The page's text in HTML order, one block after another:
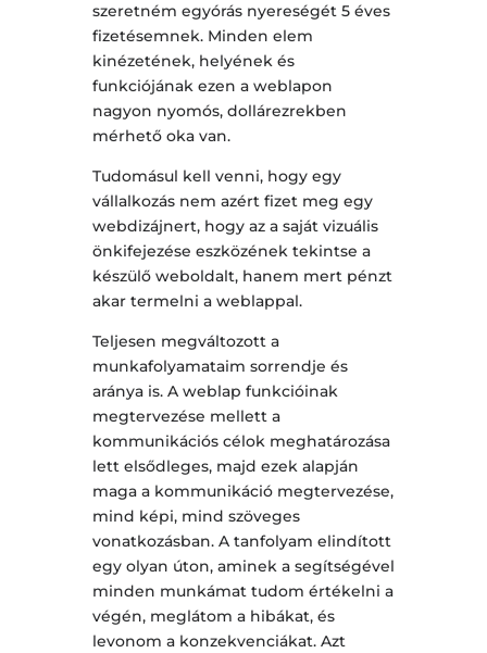
szeretném egyórás nyereségét 5 éves
fizetésemnek. Minden elem
kinézetének, helyének és
funkciójának ezen a weblapon
nagyon nyomós, dollárezrekben
mérhető oka van.
Tudomásul kell venni, hogy egy
vállalkozás nem azért fizet meg egy
webdizájnert, hogy az a saját vizuális
önkifejezése eszközének tekintse a
készülő weboldalt, hanem mert pénzt
akar termelni a weblappal.
Teljesen megváltozott a
munkafolyamataim sorrendje és
aránya is. A weblap funkcióinak
megtervezése mellett a
kommunikációs célok meghatározása
lett elsődleges, majd ezek alapján
maga a kommunikáció megtervezése,
mind képi, mind szöveges
vonatkozásban. A tanfolyam elindított
egy olyan úton, aminek a segítségével
minden munkámat tudom értékelni a
végén, meglátom a hibákat, és
levonom a konzekvenciákat. Azt